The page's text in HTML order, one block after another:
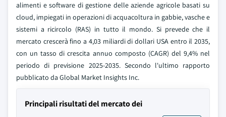
alimenti e software di gestione delle aziende agricole basati su
cloud, impiegati in operazioni di acquacoltura in gabbie, vasche e
sistemi a ricircolo (RAS) in tutto il mondo. Si prevede che il
mercato crescerà fino a 4,03 miliardi di dollari USA entro il 2035,
con un tasso di crescita annuo composto (CAGR) del 9,4% nel
periodo di previsione 2025-2035. Secondo l'ultimo rapporto
pubblicato da Global Market Insights Inc.
Principali risultati del mercato dei